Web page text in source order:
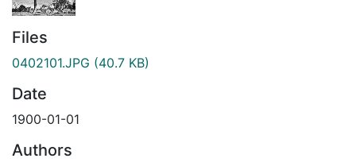
Files
0402101.JPG (40.7 KB)
Date
1900-01-01
Authors